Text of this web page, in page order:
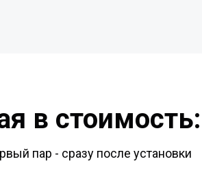
пар - сразу после установки
в стоимость: